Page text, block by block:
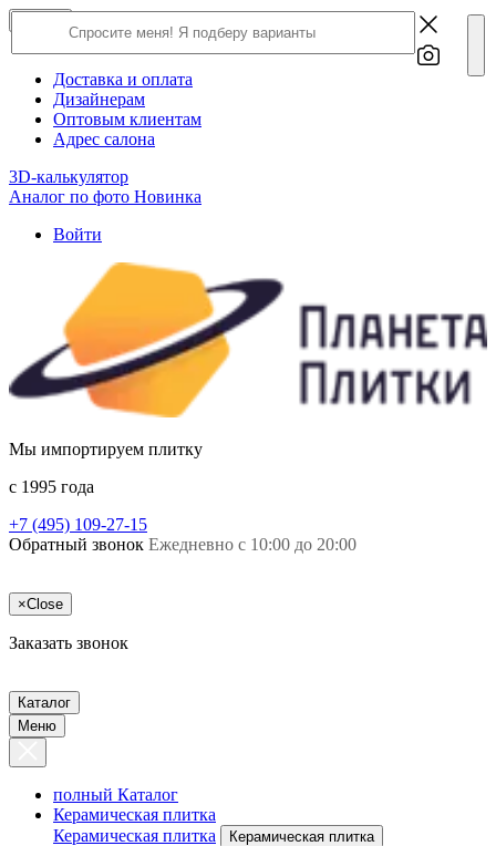
О компании
Доставка и оплата
Дизайнерам
Оптовым клиентам
Адрес салона
3D-калькулятор
Аналог по фото Новинка
Войти
Мы импортируем плитку
c 1995 года
+7 (495) 109-27-15
Обратный звонок Ежедневно с 10:00 до 20:00
×Close
Заказать звонок
Каталог
Меню
полный Каталог
Керамическая плитка
Керамическая плитка
Керамическая плитка